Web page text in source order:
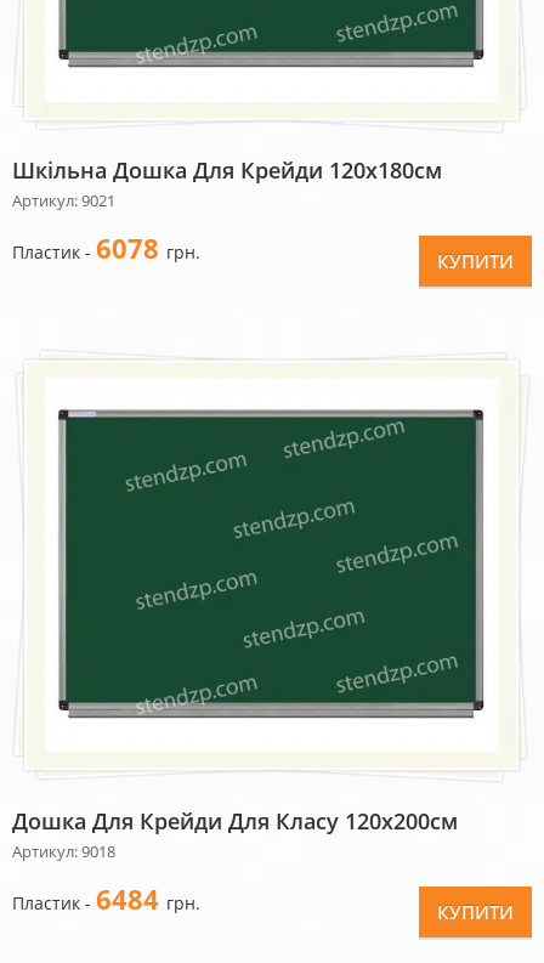
Шкільна Дошка Для Крейди 120х180см
Артикул: 9021
Пластик - 6078 грн. КУПИТИ
Дошка Для Крейди Для Класу 120х200см
Артикул: 9018
Пластик - 6484 грн. КУПИТИ